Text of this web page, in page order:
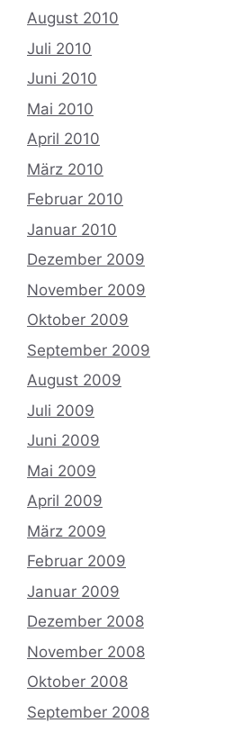
August 2010
Juli 2010
Juni 2010
Mai 2010
April 2010
März 2010
Februar 2010
Januar 2010
Dezember 2009
November 2009
Oktober 2009
September 2009
August 2009
Juli 2009
Juni 2009
Mai 2009
April 2009
März 2009
Februar 2009
Januar 2009
Dezember 2008
November 2008
Oktober 2008
September 2008